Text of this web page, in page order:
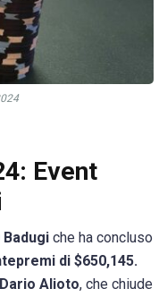
Event
Badugi che ha concluso
di $650,145.
Dario Alioto, che chiude